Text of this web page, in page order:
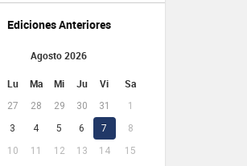
Ediciones Anteriores
Agosto 2026
Lu Ma Mi Ju Vi Sa
27 28 29 30 31
1
3 4 5 6 7
8
10 11 12 13 14
15